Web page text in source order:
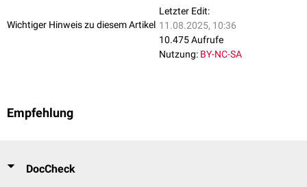
Wichtiger Hinweis zu diesem Artikel
Letzter Edit:
11.08.2025, 10:36
10.475 Aufrufe
Nutzung: BY-NC-SA
Empfehlung
DocCheck